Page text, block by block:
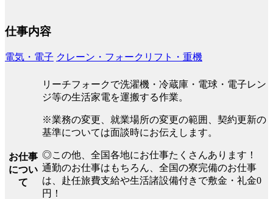
仕事内容
電気・電子 クレーン・フォークリフト・重機
お仕事
につい
て
リーチフォークで洗濯機・冷蔵庫・電球・電子レン
ジ等の生活家電を運搬する作業。
※業務の変更、就業場所の変更の範囲、契約更新の
基準については面談時にお伝えします。
◎この他、全国各地にお仕事たくさんあります！
通勤のお仕事はもちろん、全国の寮完備のお仕事
は、赴任旅費支給や生活諸設備付きで敷金・礼金0
円！